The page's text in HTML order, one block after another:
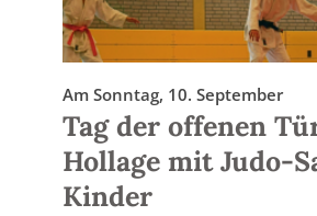
Am Sonntag, 10. September
Tag der offenen
Hollage mit Judo-
Kinder